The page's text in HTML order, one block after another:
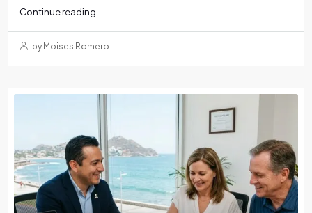
Continue reading
by Moises Romero